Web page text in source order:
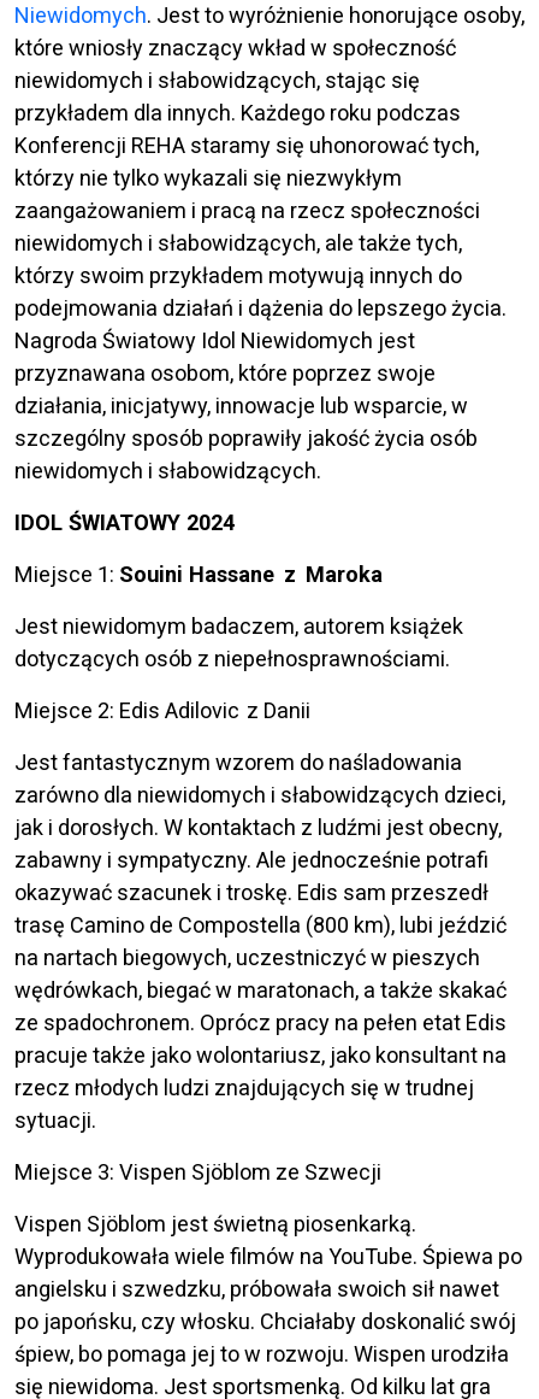
Niewidomych. Jest to wyróżnienie honorujące osoby,
które wniosły znaczący wkład w społeczność
niewidomych i słabowidzących, stając się
przykładem dla innych. Każdego roku podczas
Konferencji REHA staramy się uhonorować tych,
którzy nie tylko wykazali się niezwykłym
zaangażowaniem i pracą na rzecz społeczności
niewidomych i słabowidzących, ale także tych,
którzy swoim przykładem motywują innych do
podejmowania działań i dążenia do lepszego życia.
Nagroda Światowy Idol Niewidomych jest
przyznawana osobom, które poprzez swoje
działania, inicjatywy, innowacje lub wsparcie, w
szczególny sposób poprawiły jakość życia osób
niewidomych i słabowidzących.
IDOL ŚWIATOWY 2024
Miejsce 1: Souini Hassane z Maroka
Jest niewidomym badaczem, autorem książek
dotyczących osób z niepełnosprawnościami.
Miejsce 2: Edis Adilovic z Danii
Jest fantastycznym wzorem do naśladowania
zarówno dla niewidomych i słabowidzących dzieci,
jak i dorosłych. W kontaktach z ludźmi jest obecny,
zabawny i sympatyczny. Ale jednocześnie potrafi
okazywać szacunek i troskę. Edis sam przeszedł
trasę Camino de Compostella (800 km), lubi jeździć
na nartach biegowych, uczestniczyć w pieszych
wędrówkach, biegać w maratonach, a także skakać
ze spadochronem. Oprócz pracy na pełen etat Edis
pracuje także jako wolontariusz, jako konsultant na
rzecz młodych ludzi znajdujących się w trudnej
sytuacji.
Miejsce 3: Vispen Sjöblom ze Szwecji
Vispen Sjöblom jest świetną piosenkarką.
Wyprodukowała wiele filmów na YouTube. Śpiewa po
angielsku i szwedzku, próbowała swoich sił nawet
po japońsku, czy włosku. Chciałaby doskonalić swój
śpiew, bo pomaga jej to w rozwoju. Wispen urodziła
się niewidoma. Jest sportsmenką. Od kilku lat gra